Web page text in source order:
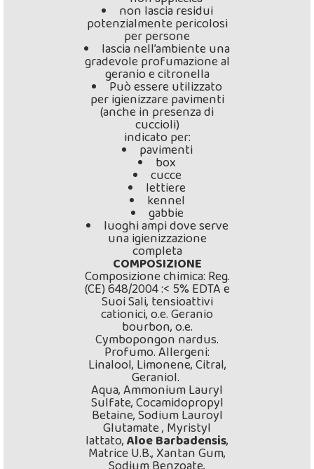
non lascia residui
potenzialmente pericolosi
per persone
lascia nell’ambiente una
gradevole profumazione al
geranio e citronella
Può essere utilizzato
per igienizzare pavimenti
(anche in presenza di
cuccioli)
indicato per:
pavimenti
box
cucce
lettiere
kennel
gabbie
luoghi ampi dove serve
una igienizzazione
completa
COMPOSIZIONE
Composizione chimica: Reg.
(CE) 648/2004 :< 5% EDTA e
Suoi Sali, tensioattivi
cationici, o.e. Geranio
bourbon, o.e.
Cymbopongon nardus.
Profumo. Allergeni:
Linalool, Limonene, Citral,
Geraniol.
Aqua, Ammonium Lauryl
Sulfate, Cocamidopropyl
Betaine, Sodium Lauroyl
Glutamate , Myristyl
lattato,Aloe Barbadensis,
Matrice U.B., Xantan Gum,